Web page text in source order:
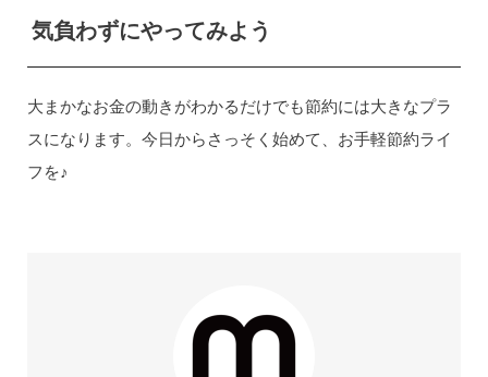
気負わずにやってみよう
大まかなお金の動きがわかるだけでも節約には大きなプラ
スになります。今日からさっそく始めて、お手軽節約ライ
フを♪